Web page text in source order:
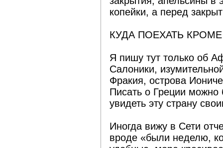
копейки, а перед
КУДА ПОЕХАТЬ
Я пишу тут только об
Салоники,
Фракия, острова
Писать о Греции можно
увидеть эту страну
Иногда вижу в Сети
вроде «были неделю,